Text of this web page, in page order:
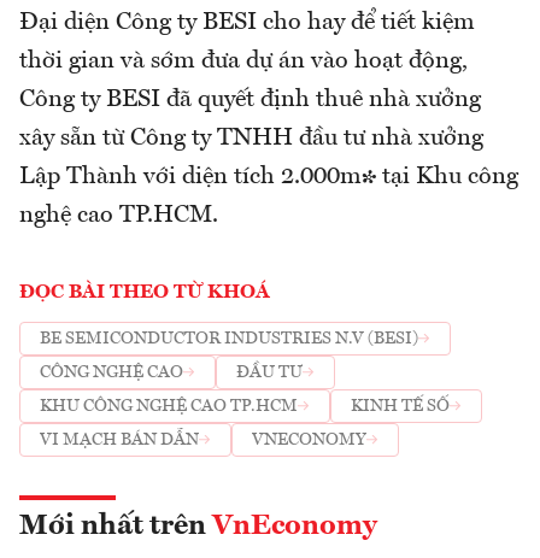
Đại diện Công ty BESI cho hay để tiết kiệm
thời gian và sớm đưa dự án vào hoạt động,
Công ty BESI đã quyết định thuê nhà xưởng
xây sẵn từ Công ty TNHH đầu tư nhà xưởng
Lập Thành với diện tích 2.000m² tại Khu công
nghệ cao TP.HCM.
ĐỌC BÀI THEO TỪ KHOÁ
BE SEMICONDUCTOR INDUSTRIES N.V (BESI)
CÔNG NGHỆ CAO
ĐẦU TƯ
KHU CÔNG NGHỆ CAO TP.HCM
KINH TẾ SỐ
VI MẠCH BÁN DẪN
VNECONOMY
Mới nhất trên VnEconomy